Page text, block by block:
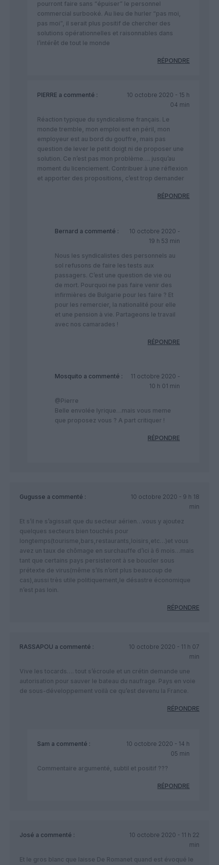
pourront faire sans “épuiser” le personnel
commercial surbooké. Au lieu de hurler “pas moi,
pas moi”, il serait plus positif de chercher des
solutions opérationnelles et raisonnables dans
l’intérêt de tout le monde
RÉPONDRE
PIERRE a commenté :
10 octobre 2020 - 15 h
04 min
Réaction typique du syndicalisme français. Le
monde tremble, mon emploi est en péril, mon
employeur est au bord du gouffre, mais pas
question de lever le petit doigt ni de proposer une
solution. Ce n’est pas mon problème…. jusqu’au
moment du licenciement. Contribuer à une réflexion
et apporter des propositions, c’est trop demander
RÉPONDRE
Bernard a commenté :
10 octobre 2020 -
19 h 53 min
Nous les syndicalistes des personnels au
sol refusons de faire les tests aux
passagers. C’est une question de vie ou
de mort. Pourquoi ne pas faire venir des
infirmières de Bulgarie pour les faire ? Et
pour les remercier, la nationalité pour elle
et une pension à vie. Partageons le travail
avec nos camarades !
RÉPONDRE
Mosquito a commenté :
11 octobre 2020 -
10 h 01 min
@Pierre
Belle envolée lyrique…mais vous meme
que proposez vous ? A part critiquer !
RÉPONDRE
Gugusse a commenté :
10 octobre 2020 - 9 h 18
min
Et s’il ne s’agissait que du secteur aérien…vous y ajoutez
quelques secteurs bien touchés pour
longtemps(tourisme,bars,restaurants,loisirs,etc…)et vous
avez un taux de chômage en surchauffe d’ici à 6 mois…mais
tant que certains pays persisteront à se boucler sous
prétexte de virus(même s’ils n’ont plus beaucoup de
cas),aussi très utile politiquement,le désastre économique
n’est pas loin.
RÉPONDRE
RASSAPOU a commenté :
10 octobre 2020 - 11 h 07
min
Vive les tocards…. tout s’écroule et un crétin demande une
autorisation pour sauver le bateau du naufrage. Pays en voie
de sous-développement voilà ce qu’est devenu la France.
RÉPONDRE
Sam a commenté :
10 octobre 2020 - 14 h
05 min
Commentaire argumenté, subtil et positif ???
RÉPONDRE
José a commenté :
10 octobre 2020 - 11 h 22
min
Et le gros blanc que laisse De Romanet quand est évoqué le